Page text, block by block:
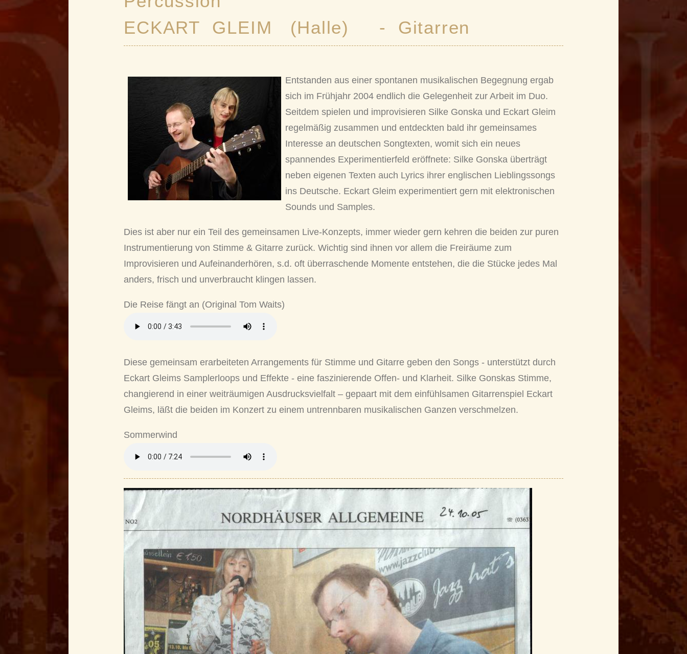
ECKART GLEIM (Halle) - Gitarren
Entstanden aus einer spontanen musikalischen Begegnung ergab
sich im Frühjahr 2004 endlich die Gelegenheit zur Arbeit im Duo.
Seitdem spielen und improvisieren Silke Gonska und Eckart Gleim
regelmäßig zusammen und entdeckten bald ihr gemeinsames
Interesse an deutschen Songtexten, womit sich ein neues
spannendes Experimentierfeld eröffnete: Silke Gonska überträgt
neben eigenen Texten auch Lyrics ihrer englischen Lieblingssongs
ins Deutsche. Eckart Gleim experimentiert gern mit elektronischen
Sounds und Samples.
Dies ist aber nur ein Teil des gemeinsamen Live-Konzepts, immer wieder gern kehren die beiden zur puren
Instrumentierung von Stimme & Gitarre zurück. Wichtig sind ihnen vor allem die Freiräume zum
Improvisieren und Aufeinanderhören, s.d. oft überraschende Momente entstehen, die die Stücke jedes Mal
anders, frisch und unverbraucht klingen lassen.
Die Reise fängt an (Original Tom Waits)
Diese gemeinsam erarbeiteten Arrangements für Stimme und Gitarre geben den Songs - unterstützt durch
Eckart Gleims Samplerloops und Effekte - eine faszinierende Offen- und Klarheit. Silke Gonskas Stimme,
changierend in einer weiträumigen Ausdrucksvielfalt – gepaart mit dem einfühlsamen Gitarrenspiel Eckart
Gleims, läßt die beiden im Konzert zu einem untrennbaren musikalischen Ganzen verschmelzen.
Sommerwind